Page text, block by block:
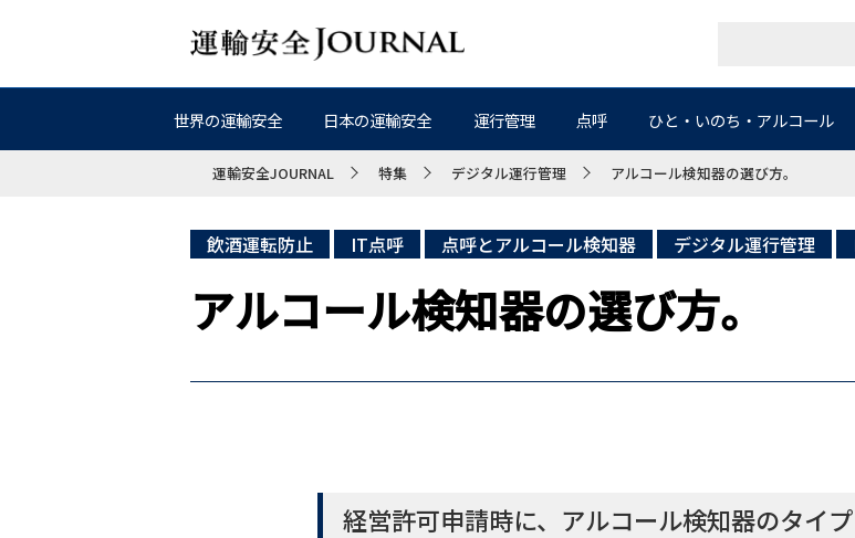
世界の運輸安全 日本の運輸安全 運行管理 点呼 ひと・いのち・アルコール
運輸安全JOURNAL 特集 デジタル運行管理 アルコール検知器の選び方。
飲酒運転防止 IT点呼 点呼とアルコール検知器 デジタル運行管理
アルコール検知器の選び方。
経営許可申請時に、アルコール検知器のタイ